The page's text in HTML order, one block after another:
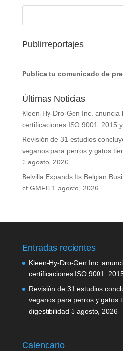
Publirreportajes
Publica tu comunicado de
Últimas Noticias
Kleen-Hy-Dro-Gen Inc. anuncia
certificaciones ISO 9001: 2015
Revisión de 31 estudios
veganos para perros y gatos
3 agosto, 2026
Belvilla Expands Its Belgian
of GMFB 1 agosto, 2026
Entradas recientes
Kleen-Hy-Dro-Gen Inc.
certificaciones ISO 9001:
Revisión de 31 estudios
veganos para perros y gatos
digestibilidad 3 agosto, 2026
Calendario